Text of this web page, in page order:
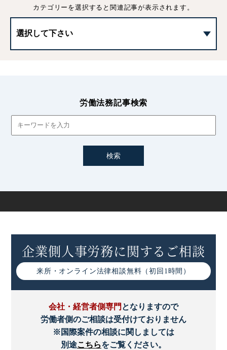
有期労働契約を途中解除する際の注意点
無期転換申込権とは｜明示義務など無期転換ルールをわか
有期労働から無期転換への導入手順｜注意点などわかりや
すく解説
カテゴリーを選択すると 関連記事が表示されます。
労働法務記事検索
企業側人事労務に関するご相談
来所・オンライン法律相談無料（初回1時間）
会社・経営者側専門 となりますので
労働者側のご相談は受付けておりません
※国際案件の相談に関しましては
別途こちらをご覧ください。